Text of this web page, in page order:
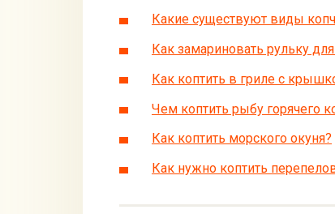
Какие существуют виды
Как замариновать рульку
Как коптить в гриле с
Чем коптить рыбу горячего
Как коптить морского окуня?
Как нужно коптить